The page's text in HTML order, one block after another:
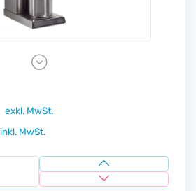
Next
exkl. MwSt.
inkl. MwSt.